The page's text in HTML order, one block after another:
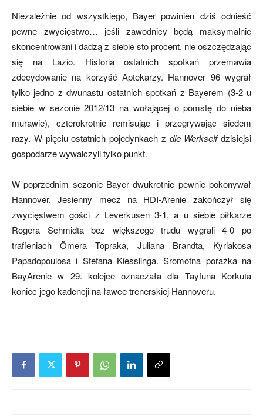
Niezależnie od wszystkiego, Bayer powinien dziś odnieść
pewne zwycięstwo… jeśli zawodnicy będą maksymalnie
skoncentrowani i dadzą z siebie sto procent, nie oszczędzając
się na Lazio. Historia ostatnich spotkań przemawia
zdecydowanie na korzyść Aptekarzy. Hannover 96 wygrał
tylko jedno z dwunastu ostatnich spotkań z Bayerem (3-2 u
siebie w sezonie 2012/13 na wołającej o pomstę do nieba
murawie), czterokrotnie remisując i przegrywając siedem
razy. W pięciu ostatnich pojedynkach z die Werkselfdzisiejsi
gospodarze wywalczyli tylko punkt.
W poprzednim sezonie Bayer dwukrotnie pewnie pokonywał
Hannover. Jesienny mecz na HDI-Arenie zakończył się
zwycięstwem gości z Leverkusen 3-1, a u siebie piłkarze
Rogera Schmidta bez większego trudu wygrali 4-0 po
trafieniach Ömera Topraka, Juliana Brandta, Kyriakosa
Papadopoulosa i Stefana Kiesslinga. Sromotna porażka na
BayArenie w 29. kolejce oznaczała dla Tayfuna Korkuta
koniec jego kadencji na ławce trenerskiej Hannoveru.